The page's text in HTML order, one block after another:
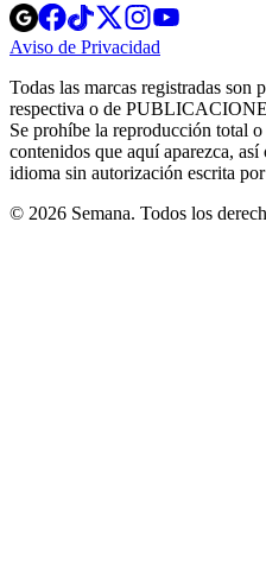
Opens
in
new
Opens
in
new
Opens
in
new
window
Opens
new
windowwindow
Aviso de Privacidad
new
window
Todas las marcas registradas son
respectiva o de
Se prohíbe la reproducción total
contenidos que aquí aparezca,
idioma sin autorización escrita
© 2026 Semana. Todos los